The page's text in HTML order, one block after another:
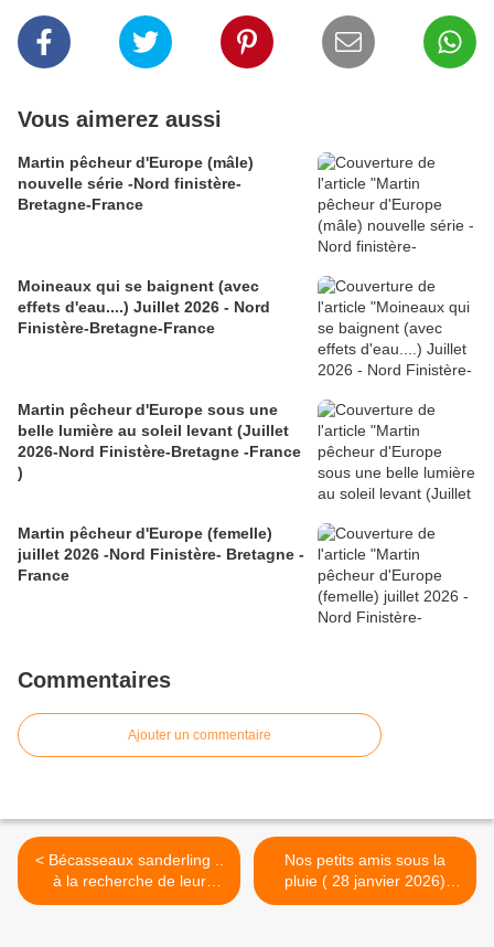
Vous aimerez aussi
Martin pêcheur d'Europe (mâle)
nouvelle série -Nord finistère-
Bretagne-France
Moineaux qui se baignent (avec
effets d'eau....) Juillet 2026 - Nord
Finistère-Bretagne-France
Martin pêcheur d'Europe sous une
belle lumière au soleil levant (Juillet
2026-Nord Finistère-Bretagne -France
)
Martin pêcheur d'Europe (femelle)
juillet 2026 -Nord Finistère- Bretagne -
France
Commentaires
Ajouter un commentaire
< Bécasseaux sanderling ..
à la recherche de leur
nourriture (Décembre 2025)
Nos petits amis sous la
pluie ( 28 janvier 2026)
Nord Finistère -Bretagne-